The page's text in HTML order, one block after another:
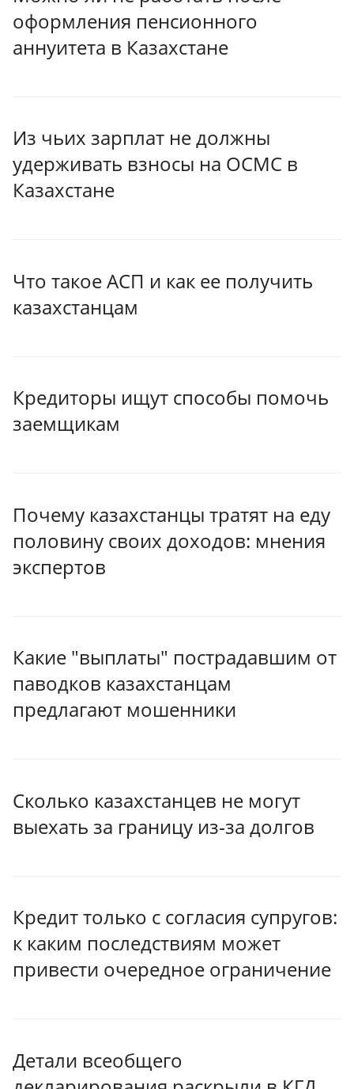
оформления пенсионного
аннуитета в Казахстане
Из чьих зарплат не должны
удерживать взносы на ОСМС в
Казахстане
Что такое АСП и как ее получить
казахстанцам
Кредиторы ищут способы помочь
заемщикам
Почему казахстанцы тратят на еду
половину своих доходов: мнения
экспертов
Какие "выплаты" пострадавшим от
паводков казахстанцам
предлагают мошенники
Сколько казахстанцев не могут
выехать за границу из‑за долгов
Кредит только с согласия супругов:
к каким последствиям может
привести очередное ограничение
Детали всеобщего